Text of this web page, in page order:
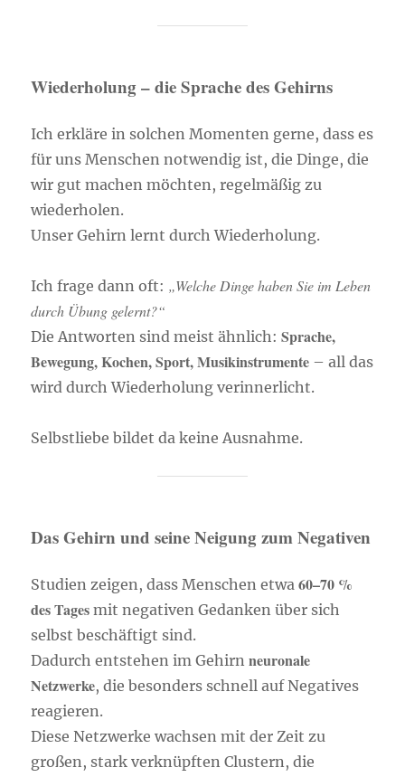
Wiederholung – die Sprache des Gehirns
Ich erkläre in solchen Momenten gerne, dass es
für uns Menschen notwendig ist, die Dinge, die
wir gut machen möchten, regelmäßig zu
wiederholen.
Unser Gehirn lernt durch Wiederholung.
Ich frage dann oft: „Welche Dinge haben Sie im Leben
durch Übung gelernt?“
Die Antworten sind meist ähnlich:Sprache,
Bewegung, Kochen, Sport, Musikinstrumente – all das
wird durch Wiederholung verinnerlicht.
Selbstliebe bildet da keine Ausnahme.
Das Gehirn und seine Neigung zum Negativen
Studien zeigen, dass Menschen etwa60–70 %
des Tages mit negativen Gedanken über sich
selbst beschäftigt sind.
Dadurch entstehen im Gehirnneuronale
Netzwerke, die besonders schnell auf Negatives
reagieren.
Diese Netzwerke wachsen mit der Zeit zu
großen, stark verknüpften Clustern, die